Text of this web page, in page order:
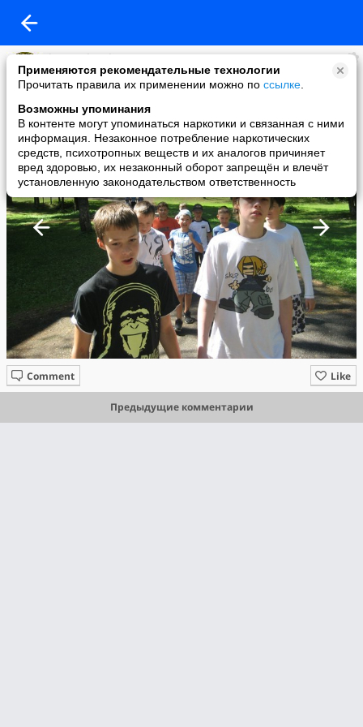
Применяются рекомендательные технологии
Прочитать правила их применении можно по ссылке
Возможны упоминания
В контенте могут упоминаться наркотики и связанная с ними
информация. Незаконное потребление наркотических
средств, психотропных веществ и их аналогов причиняет
вред здоровью, их незаконный оборот запрещён и влечёт
установленную законодательством ответственность
karate shotokan
added a photo
08 Sep в 19:43
Like
Comment
Предыдущие комментарии